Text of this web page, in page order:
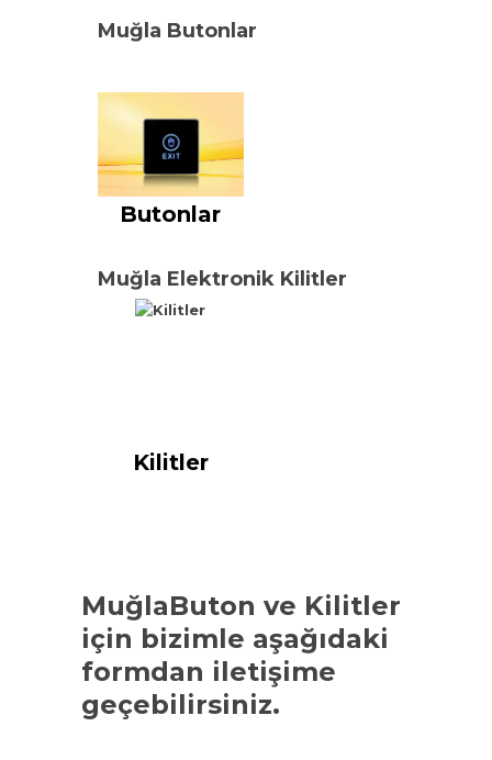
Muğla Butonlar
Butonlar
Muğla Elektronik Kilitler
Kilitler
MuğlaButon ve Kilitler
için bizimle aşağıdaki
formdan iletişime
geçebilirsiniz.